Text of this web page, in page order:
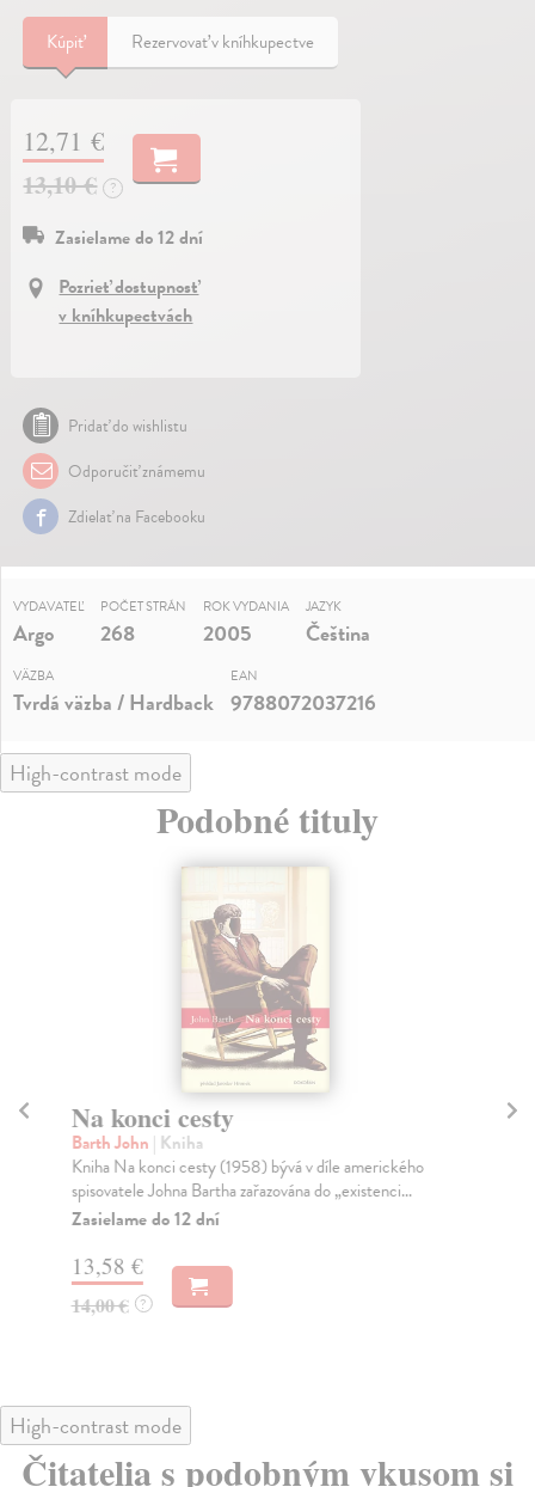
Kúpiť Rezervovať v kníhkupectve
12,71 €
13,10 €
?
Zasielame do 12 dní
Pozrieť dostupnosť
v kníhkupectvách
Pridať do wishlistu
Odporučiť známemu
Zdielať na Facebooku
VYDAVATEĽ
Argo
POČET STRÁN
268
ROK VYDANIA
2005
JAZYK
Čeština
VÄZBA
Tvrdá väzba / Hardback
EAN
9788072037216
High-contrast mode
Podobné tituly
Na konci cesty
Barth John | Kniha
Kniha Na konci cesty (1958) bývá v díle amerického
spisovatele Johna Bartha zařazována do „existenci...
Zasielame do 12 dní
13,58 €
14,00 € ?
High-contrast mode
Čitatelia s podobným vkusom si